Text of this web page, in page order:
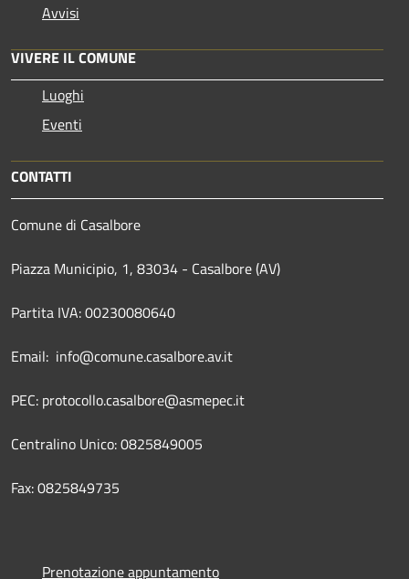
Avvisi
VIVERE IL COMUNE
Luoghi
Eventi
CONTATTI
Comune di Casalbore
Piazza Municipio, 1, 83034 - Casalbore (AV)
Partita IVA: 00230080640
Email: info@comune.casalbore.av.it
PEC: protocollo.casalbore@asmepec.it
Centralino Unico: 0825849005
Fax: 0825849735
Prenotazione appuntamento